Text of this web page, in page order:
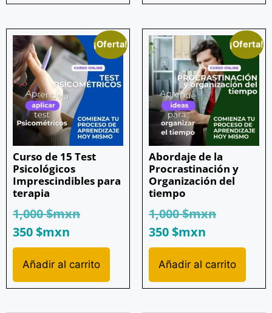
¡Oferta!
Curso de 15 Test
Psicológicos
Imprescindibles para
terapia
1,000$mxn
350$mxn
Añadir al carrito
¡Oferta!
Abordaje de la
Procrastinación y
Organización del
tiempo
1,000$mxn
350$mxn
Añadir al carrito